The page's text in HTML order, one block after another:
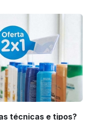
técnicas e tipos?